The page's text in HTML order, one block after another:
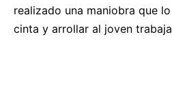
realizado una maniobra que
cinta y arrollar al joven